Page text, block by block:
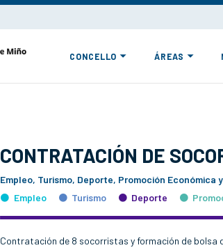
CONCELLO ÁREAS
CONTRATACIÓN DE
Empleo, Turismo, Deporte, Promoción Económica
Empleo
Turismo Deporte
Contratación de 8 socorristas y formación de bolsa